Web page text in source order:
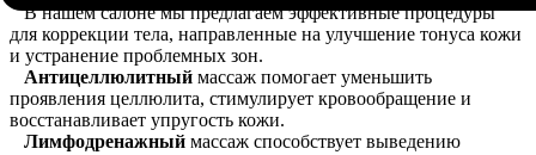
В нашем салоне мы предлагаем эффективные процедуры
для коррекции тела, направленные на улучшение тонуса кожи
и устранение проблемных зон.
Антицеллюлитный массаж помогает уменьшить
проявления целлюлита, стимулирует кровообращение и
восстанавливает упругость кожи.
Лимфодренажный массаж способствует выведению